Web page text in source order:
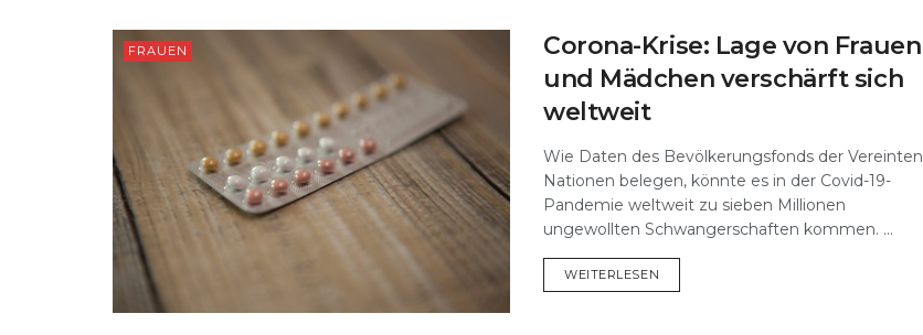
FRAUEN
Corona-Krise: Lage von Frauen
und Mädchen verschärft sich
weltweit
Wie Daten des Bevölkerungsfonds der Vereinten
Nationen belegen, könnte es in der Covid-19-
Pandemie weltweit zu sieben Millionen
ungewollten Schwangerschaften kommen. ...
WEITERLESEN